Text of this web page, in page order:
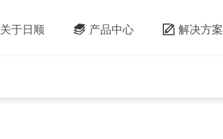
关于日顺 产品中心 解决方案